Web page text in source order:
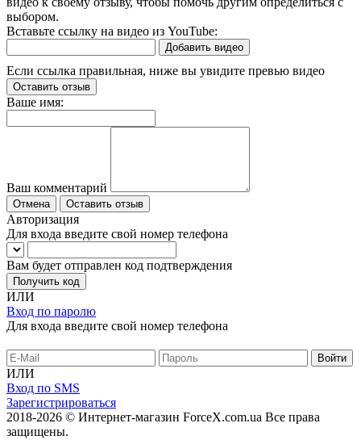
выбором.
Вставьте ссылку на видео из YouTube:
Добавить видео
Если ссылка правильная, ниже вы увидите превью видео
Оставить отзыв
Ваше имя:
Ваш комментарий
Отмена Оставить отзыв
Авторизация
Для входа введите свой номер телефона
Вам будет отправлен код подтверждения
Получить код
ИЛИ
Вход по паролю
Для входа введите свой номер телефона
ИЛИ
Вход по SMS
Зарегистрироваться
2018-2026 © Интернет-магазин ForceX.com.ua Все права
защищены.